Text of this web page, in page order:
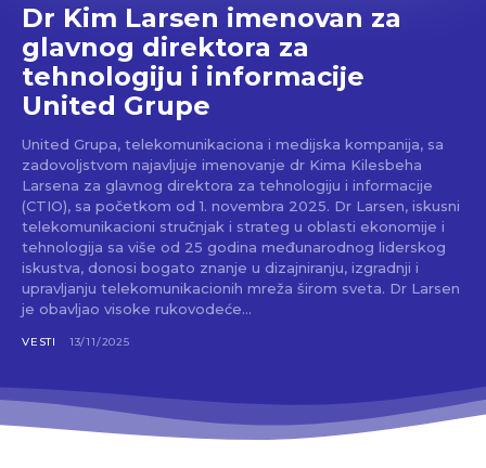
Dr Kim Larsen imenovan za
glavnog direktora za
tehnologiju i informacije
United Grupe
United Grupa, telekomunikaciona i medijska kompanija, sa
zadovoljstvom najavljuje imenovanje dr Kima Kilesbeha
Larsena za glavnog direktora za tehnologiju i informacije
(CTIO), sa početkom od 1. novembra 2025. Dr Larsen, iskusni
telekomunikacioni stručnjak i strateg u oblasti ekonomije i
tehnologija sa više od 25 godina međunarodnog liderskog
iskustva, donosi bogato znanje u dizajniranju, izgradnji i
upravljanju telekomunikacionih mreža širom sveta. Dr Larsen
je obavljao visoke rukovodeće...
VESTI 13/11/2025